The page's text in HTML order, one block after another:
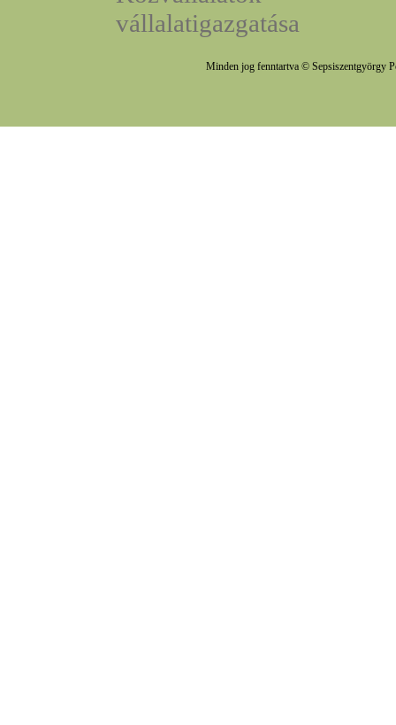
vállalatigazgatása
Minden jog fenntartva © Sepsiszentgyörgy